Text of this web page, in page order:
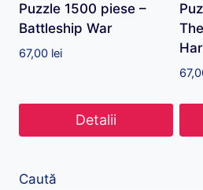
Puzzle 1500 piese –
Battleship War
67,00 lei
Detalii
Caută